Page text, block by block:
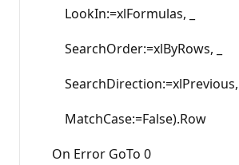
LookIn:=xlFormulas, _
SearchOrder:=xlByRows, _
SearchDirection:=xlPrevious, _
MatchCase:=False).Row
On Error GoTo 0